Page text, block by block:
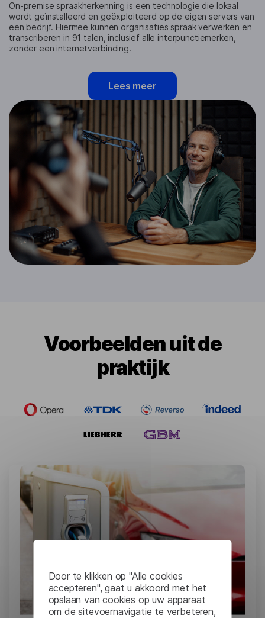
Door te klikken op "Alle cookies
accepteren", gaat u akkoord met het
opslaan van cookies op uw apparaat
om de sitevoernavigatie te verbeteren,
On-premise spraakherkenning is een technologie die lokaal
wordt geïnstalleerd en geëxploiteerd op de eigen servers van
een bedrijf. Hiermee kunnen organisaties spraak verwerken en
transcriberen in 91 talen, inclusief alle interpunctiemerken,
zonder een internetverbinding.
Lees meer
Voorbeelden uit de
praktijk